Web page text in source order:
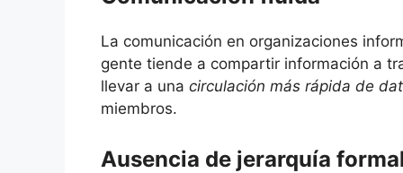
La comunicación en organizaciones
gente tiende a compartir información a
llevar a una circulación más rápida de
miembros.
Ausencia de jerarquía formal